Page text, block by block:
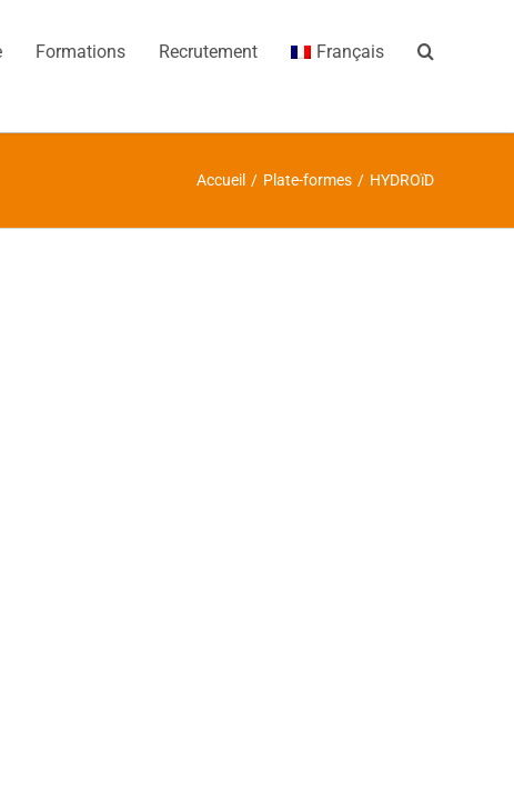
Formations Recrutement Français
Accueil / Plate-formes / HYDROïD